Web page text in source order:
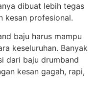
dibuat lebih tegas
kesan profesional.
baju harus mampu
keseluruhan. Banyak
dari baju drumband
kesan gagah, rapi,